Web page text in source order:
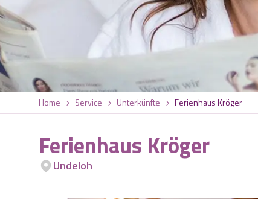
Home Service Unterkünfte Ferienhaus Kröger
Ferienhaus Kröger
Undeloh